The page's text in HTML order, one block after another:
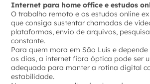
Internet para home office e estudos
O trabalho remoto e os estudos online
que consiga sustentar chamadas de
plataformas, envio de arquivos,
constante.
Para quem mora em São Luís e
os dias, a internet fibra óptica pode ser
adequada para manter a rotina digital
estabilidade.